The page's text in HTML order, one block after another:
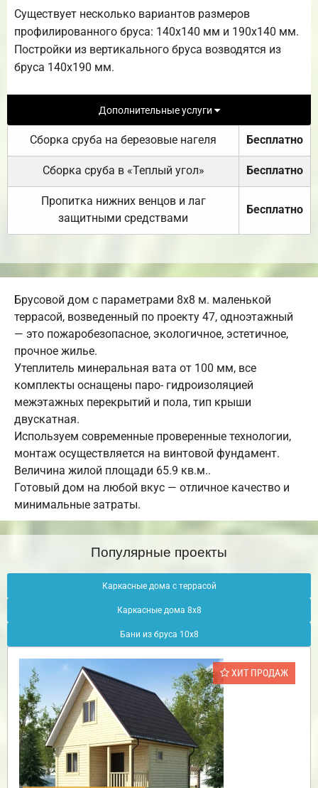
Существует несколько вариантов размеров
профилированного бруса: 140х140 мм и 190х140 мм.
Постройки из вертикального бруса возводятся из
бруса 140х190 мм.
Дополнительные услуги
Сборка сруба на березовые нагеля Бесплатно
Сборка сруба в «Теплый угол» Бесплатно
Пропитка нижних венцов и лаг
защитными средствами
Бесплатно
Брусовой дом с параметрами 8х8 м. маленькой
террасой, возведенный по проекту 47, одноэтажный
— это пожаробезопасное, экологичное, эстетичное,
прочное жилье.
Утеплитель минеральная вата от 100 мм, все
комплекты оснащены паро- гидроизоляцией
межэтажных перекрытий и пола, тип крыши
двускатная.
Используем современные проверенные технологии,
монтаж осуществляется на винтовой фундамент.
Величина жилой площади 65.9 кв.м..
Готовый дом на любой вкус — отличное качество и
минимальные затраты.
Популярные проекты
Каркасные дома с террасой
Каркасные дома 8х8
Бани из бруса 10х8
ХИТ ПРОДАЖ